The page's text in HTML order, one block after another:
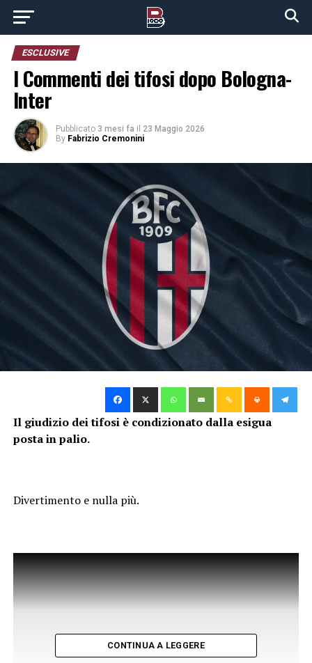
ESCLUSIVE
I Commenti dei tifosi dopo Bologna-
Inter
Pubblicato 3 mesi fa il 23 Maggio 2026
By Fabrizio Cremonini
Il giudizio dei tifosi è condizionato dalla esigua
posta in palio.
Divertimento e nulla più.
CONTINUA A LEGGERE